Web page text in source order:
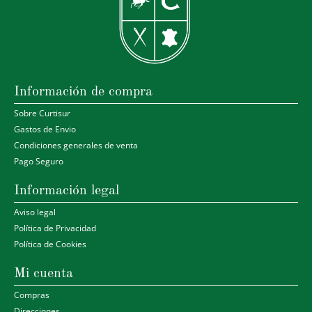
Información de compra
Sobre Curtisur
Gastos de Envio
Condiciones generales de venta
Pago Seguro
Información legal
Aviso legal
Política de Privacidad
Política de Cookies
Mi cuenta
Compras